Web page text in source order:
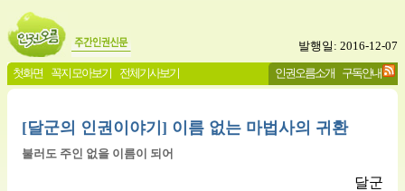
발행일: 2016-12-07
첫화면 꼭지 모아보기 전체기사보기 인권오름소개 구독안내
[달군의 인권이야기] 이름 없는 마법사의 귀환
불러도 주인 없을 이름이 되어
달군